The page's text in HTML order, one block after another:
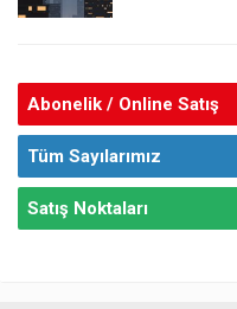
Abonelik / Online Satış
Tüm Sayılarımız
Satış Noktaları